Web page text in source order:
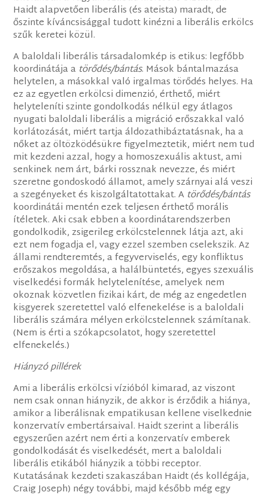
Haidt alapvetően liberális (és ateista) maradt, de
őszinte kíváncsisággal tudott kinézni a liberális erkölcs
szűk keretei közül.
A baloldali liberális társadalomkép is etikus: legfőbb
koordinátája a törődés/bántás. Mások bántalmazása
helytelen, a másokkal való irgalmas törődés helyes. Ha
ez az egyetlen erkölcsi dimenzió, érthető, miért
helyteleníti szinte gondolkodás nélkül egy átlagos
nyugati baloldali liberális a migráció erőszakkal való
korlátozását, miért tartja áldozathibáztatásnak, ha a
nőket az öltözködésükre figyelmeztetik, miért nem tud
mit kezdeni azzal, hogy a homoszexuális aktust, ami
senkinek nem árt, bárki rossznak nevezze, és miért
szeretne gondoskodó államot, amely szárnyai alá veszi
a szegényeket és kiszolgáltatottakat. A törődés/bántás
koordinátái mentén ezek teljesen érthető morális
ítéletek. Aki csak ebben a koordinátarendszerben
gondolkodik, zsigerileg erkölcstelennek látja azt, aki
ezt nem fogadja el, vagy ezzel szemben cselekszik. Az
állami rendteremtés, a fegyverviselés, egy konfliktus
erőszakos megoldása, a halálbüntetés, egyes szexuális
viselkedési formák helytelenítése, amelyek nem
okoznak közvetlen fizikai kárt, de még az engedetlen
kisgyerek szeretettel való elfenekelése is a baloldali
liberális számára mélyen erkölcstelennek számítanak.
(Nem is érti a szókapcsolatot, hogy szeretettel
elfenekelés.)
Hiányzó pillérek
Ami a liberális erkölcsi vízióból kimarad, az viszont
nem csak onnan hiányzik, de akkor is érződik a hiánya,
amikor a liberálisnak empatikusan kellene viselkednie
konzervatív embertársaival. Haidt szerint a liberális
egyszerűen azért nem érti a konzervatív emberek
gondolkodását és viselkedését, mert a baloldali
liberális etikából hiányzik a többi receptor.
Kutatásának kezdeti szakaszában Haidt (és kollégája,
Craig Joseph) négy további, majd később még egy